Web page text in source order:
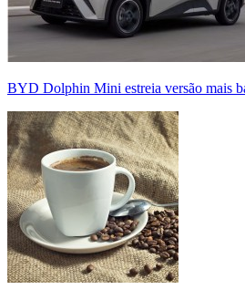
BYD Dolphin Mini estreia versão mais